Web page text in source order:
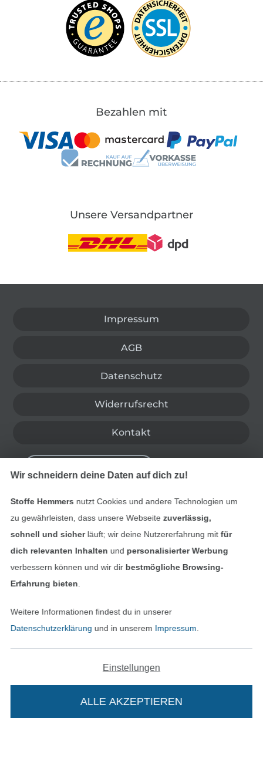
Bezahlen mit
Unsere Versandpartner
Impressum
AGB
Datenschutz
Widerrufsrecht
Kontakt
Alle Preise inkl. der gesetzl. MwSt.
Finde mehr Inspiration
Deutsch
Nederlands
In den niederländischen
(France)
In den
Wir schneidern deine Daten auf dich zu!
Stoffe Hemmers nutzt Cookies und andere Technologien um
zu gewährleisten, dass unsere Webseite zuverlässig,
schnell und sicherläuft; wir deine Nutzererfahrung mitfür
dich relevanten Inhalten und personalisierter Werbung
verbessern können und wir dir bestmögliche Browsing-
Erfahrung bieten
Weitere Informationen findest du in unserer
Datenschutzerklärung und in unserem Impressum
Einstellungen
ALLE AKZEPTIEREN